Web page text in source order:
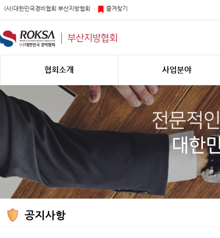
(사)대한민국경비협회 부산지방협회 즐겨찾기
부산지방협회
협회소개 사업분야
공지사항